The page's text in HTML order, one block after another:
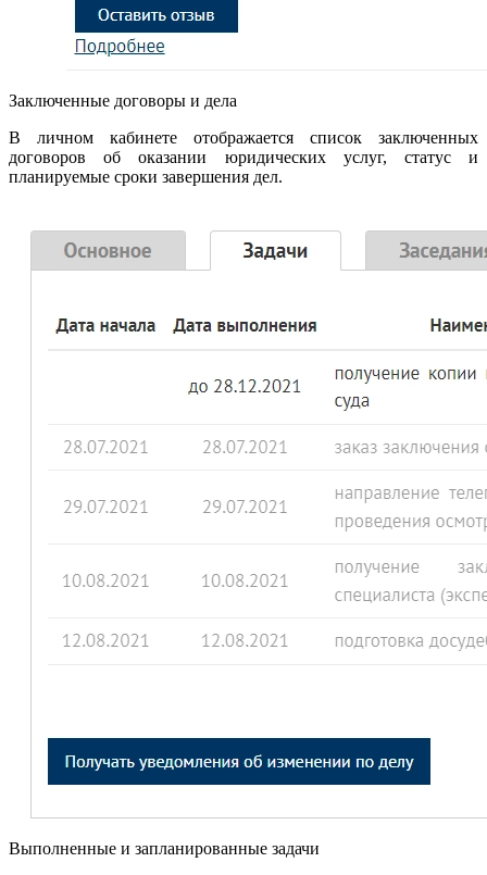
Заключенные договоры и дела
В личном кабинете отображается список заключенных
договоров об оказании юридических услуг, статус и
планируемые сроки завершения дел.
Выполненные и запланированные задачи